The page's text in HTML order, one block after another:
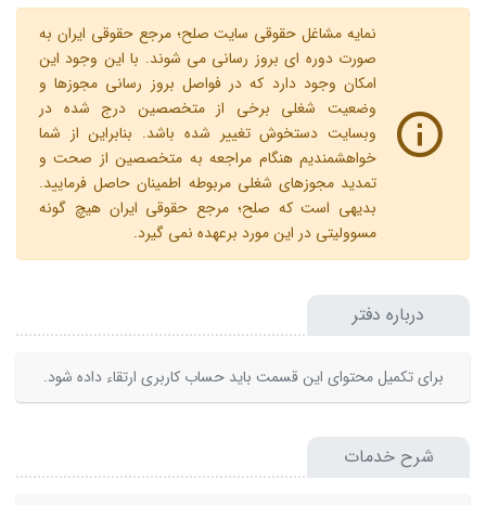
نمایه مشاغل حقوقی سایت صلح؛ مرجع حقوقی ایران به
صورت دوره ای بروز رسانی می شوند. با این وجود این
امکان وجود دارد که در فواصل بروز رسانی مجوزها و
وضعیت شغلی برخی از متخصصین درج شده در
وبسایت دستخوش تغییر شده باشد. بنابراین از شما
خواهشمندیم هنگام مراجعه به متخصصین از صحت و
تمدید مجوزهای شغلی مربوطه اطمینان حاصل فرمایید.
بدیهی است که صلح؛ مرجع حقوقی ایران هیچ گونه
مسوولیتی در این مورد برعهده نمی گیرد.
درباره دفتر
برای تکمیل محتوای این قسمت باید حساب کاربری ارتقاء داده شود.
شرح خدمات